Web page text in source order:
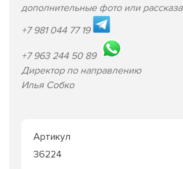
дополнительные фото или
+7 981 044 77 19
+7 963 244 50 89
Директор по направлению
Илья Собко
Артикул
36224